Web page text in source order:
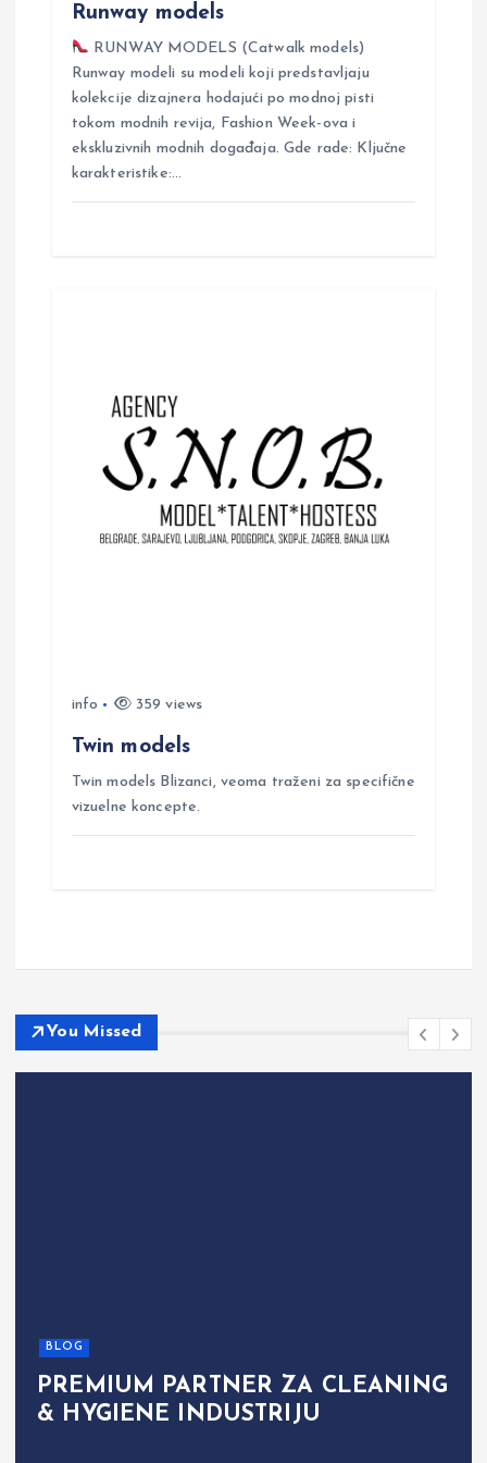
Runway models
RUNWAY MODELS (Catwalk models)
Runway modeli su modeli koji predstavljaju
kolekcije dizajnera hodajući po modnoj pisti
tokom modnih revija, Fashion Week-ova i
ekskluzivnih modnih događaja. Gde rade: Ključne
karakteristike:…
info 359 views
Twin models
Twin models Blizanci, veoma traženi za specifične
vizuelne koncepte.
You Missed
BLOG
PREMIUM PARTNER ZA CLEANING
& HYGIENE INDUSTRIJU